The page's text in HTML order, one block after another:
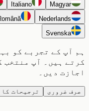
Magyar
Italiano
Nederlands
Română
Svenska
کے تجربے کو بہتر
ہیں۔ آپ منتخب کر
دیں۔
ضروری ترجیحات کا